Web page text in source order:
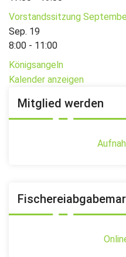
Vorstandssitzung
Sep. 19
8:00 - 11:00
Königsangeln
Kalender anzeigen
Mitglied werden